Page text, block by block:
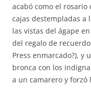
acabó como el rosario
cajas destempladas a
las vistas del ágape
del regalo de
Press enmarcado?), y
bronca con los
a un camarero y